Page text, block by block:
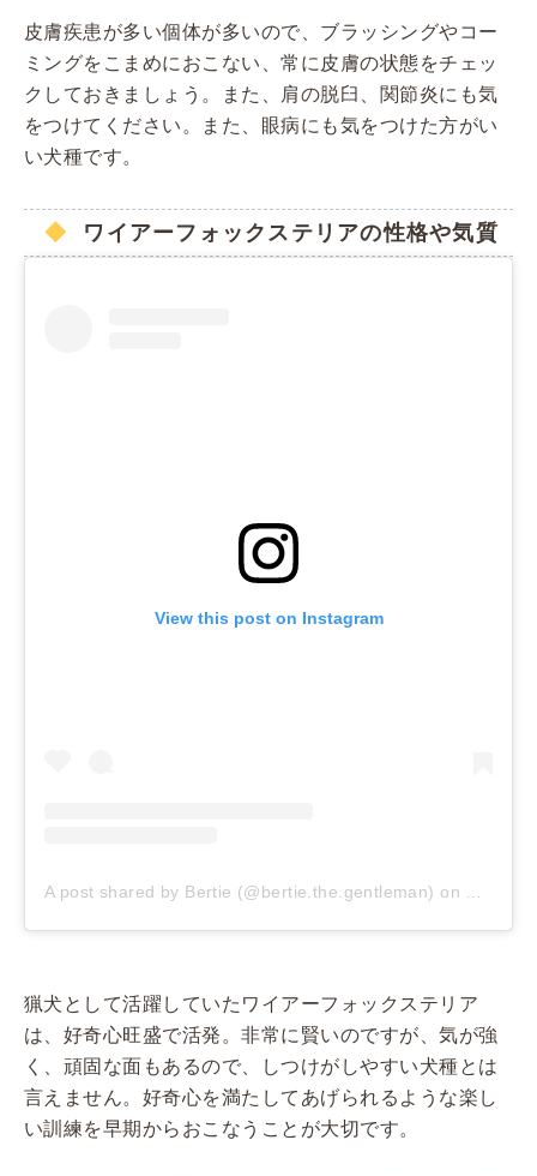
皮膚疾患が多い個体が多いので、ブラッシングやコー
ミングをこまめにおこない、常に皮膚の状態をチェッ
クしておきましょう。また、肩の脱臼、関節炎にも気
をつけてください。また、眼病にも気をつけた方がい
い犬種です。
ワイアーフォックステリアの性格や気質
View this post on Instagram
A post shared by Bertie (@bertie.the.gentleman) on May 21,
猟犬として活躍していたワイアーフォックステリア
は、好奇心旺盛で活発。非常に賢いのですが、気が強
く、頑固な面もあるので、しつけがしやすい犬種とは
言えません。好奇心を満たしてあげられるような楽し
い訓練を早期からおこなうことが大切です。